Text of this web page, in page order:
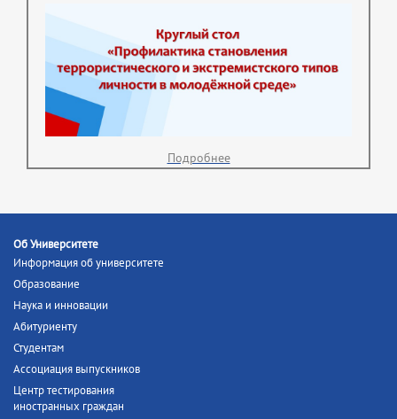
Подробнее
Об Университете
Информация об университете
Образование
Наука и инновации
Абитуриенту
Студентам
Ассоциация выпускников
Центр тестирования
иностранных граждан